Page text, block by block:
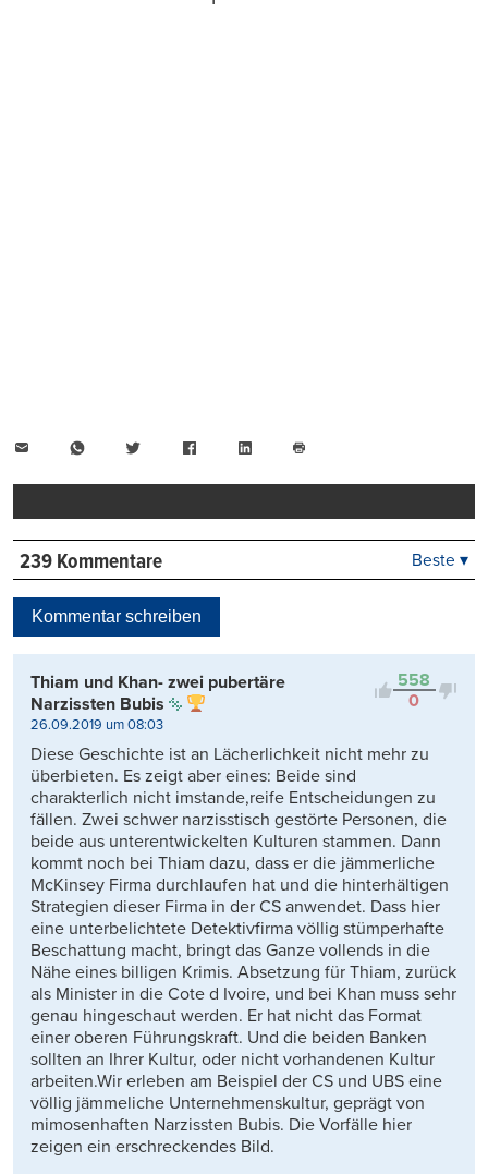
WhatsAppTwitter FacebookLinkedIn
drucken
239 Kommentare
Kontrovers
Beste ▾
Kommentar schreiben
558
0
Thiam und Khan- zwei pubertäre
Narzissten Bubis
26.09.2019 um 08:03
Diese Geschichte ist an Lächerlichkeit nicht mehr zu
überbieten. Es zeigt aber eines: Beide sind
charakterlich nicht imstande,reife Entscheidungen zu
fällen. Zwei schwer narzisstisch gestörte Personen, die
beide aus unterentwickelten Kulturen stammen. Dann
kommt noch bei Thiam dazu, dass er die jämmerliche
McKinsey Firma durchlaufen hat und die hinterhältigen
Strategien dieser Firma in der CS anwendet. Dass hier
eine unterbelichtete Detektivfirma völlig stümperhafte
Beschattung macht, bringt das Ganze vollends in die
Nähe eines billigen Krimis. Absetzung für Thiam, zurück
als Minister in die Cote d Ivoire, und bei Khan muss sehr
genau hingeschaut werden. Er hat nicht das Format
einer oberen Führungskraft. Und die beiden Banken
sollten an Ihrer Kultur, oder nicht vorhandenen Kultur
arbeiten.Wir erleben am Beispiel der CS und UBS eine
völlig jämmeliche Unternehmenskultur, geprägt von
mimosenhaften Narzissten Bubis. Die Vorfälle hier
zeigen ein erschreckendes Bild.